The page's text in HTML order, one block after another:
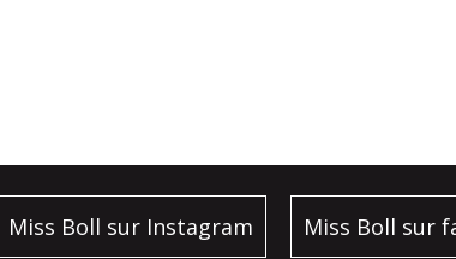
Miss Boll sur Instagram Miss Boll sur